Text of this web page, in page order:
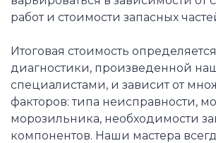
работ и стоимости запасных
Итоговая стоимость
диагностики, произведенной
специалистами, и зависит от
факторов: типа неисправности,
морозильника, необходимости
компонентов. Наши мастера